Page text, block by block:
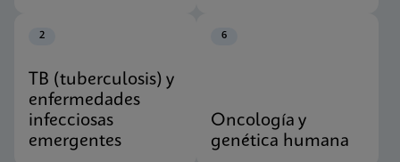
2
TB (tuberculosis) y
enfermedades
infecciosas
emergentes
6
Oncología y
genética humana